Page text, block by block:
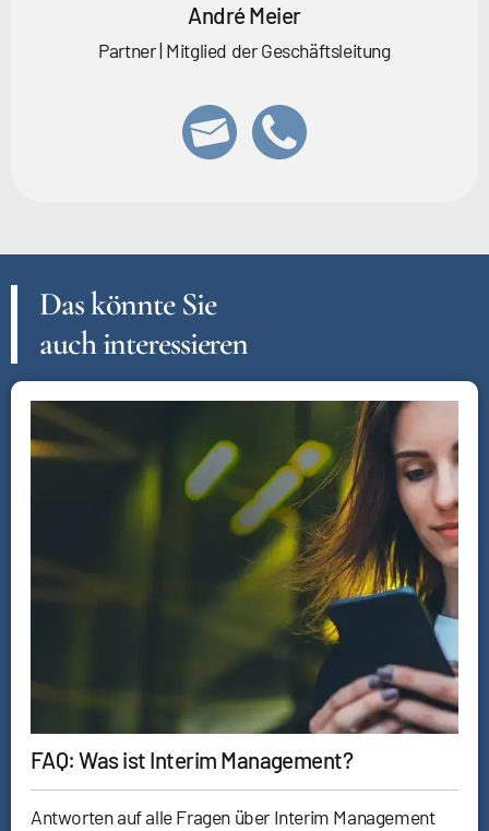
André Meier
Partner | Mitglied der Geschäftsleitung
Das könnte Sie
auch interessieren
FAQ: Was ist Interim Management?
Antworten auf alle Fragen über Interim Management